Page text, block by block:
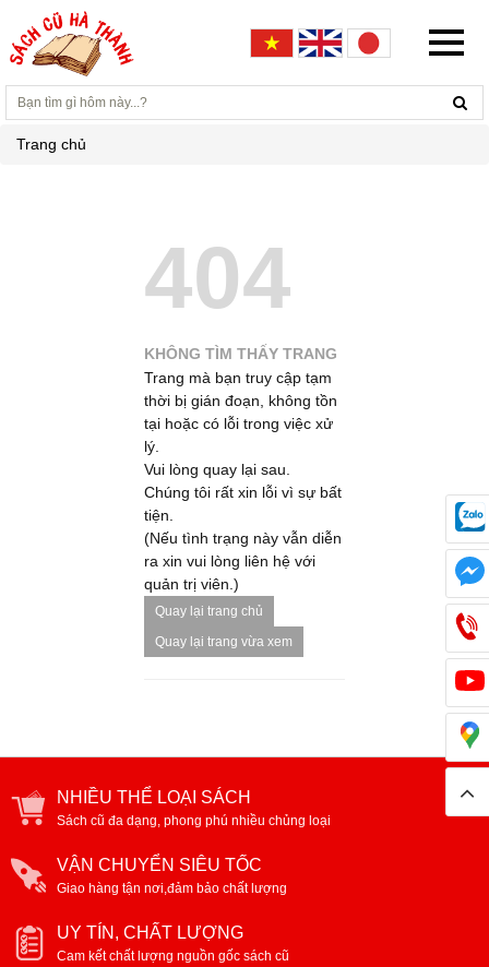
Trang chủ
404
KHÔNG TÌM THẤY TRANG
Trang mà bạn truy cập tạm
thời bị gián đoạn, không tồn
tại hoặc có lỗi trong việc xử
lý.
Vui lòng quay lại sau.
Chúng tôi rất xin lỗi vì sự bất
tiện.
(Nếu tình trạng này vẫn diễn
ra xin vui lòng liên hệ với
quản trị viên.)
Quay lại trang chủ
Quay lại trang vừa xem
NHIỀU THỂ LOẠI SÁCH
Sách cũ đa dạng, phong phú nhiều chủng loại
VẬN CHUYỂN SIÊU TỐC
Giao hàng tận nơi,đảm bảo chất lượng
UY TÍN, CHẤT LƯỢNG
Cam kết chất lượng nguồn gốc sách cũ